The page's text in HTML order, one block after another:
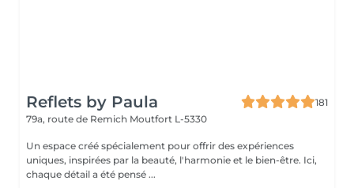
Reflets by Paula
181
79a, route de Remich Moutfort L-5330
Un espace créé spécialement pour offrir des expériences
uniques, inspirées par la beauté, l'harmonie et le bien-être. Ici,
chaque détail a été pensé ...